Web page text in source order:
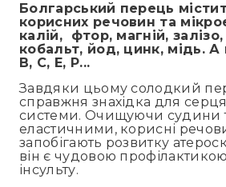
Болгарський перець
корисних речовин та
калій, фтор, магній,
кобальт, йод, цинк, мідь. А
В, С, Е, Р...
Завдяки цьому солодкий
справжня знахідка для
системи. Очищуючи судини
еластичними, корисні
запобігають розвитку
він є чудовою
інсульту.